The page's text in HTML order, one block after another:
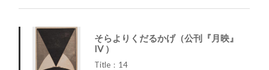
そらよりくだるかげ（公刊『月映』
IV ）
Title：14